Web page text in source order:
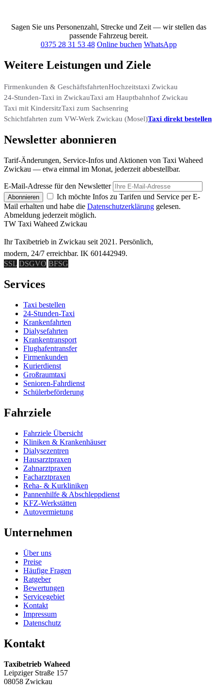
Sagen Sie uns Personenzahl, Strecke und Zeit — wir stellen das
passende Fahrzeug bereit.
0375 28 31 53 48 Online buchen WhatsApp
Weitere Leistungen und Ziele
Firmenkunden & GeschäftsfahrtenHochzeitstaxi Zwickau
24-Stunden-Taxi in ZwickauTaxi am Hauptbahnhof Zwickau
Taxi mit KindersitzTaxi zum Sachsenring
Schichtfahrten zum VW-Werk Zwickau (Mosel)Taxi direkt bestellen
Newsletter abonnieren
Tarif-Änderungen, Service-Infos und Aktionen von Taxi Waheed
Zwickau — etwa einmal im Monat, jederzeit abbestellbar.
E-Mail-Adresse für den Newsletter
Abonnieren
Ich möchte Infos zu Tarifen und Service per E-
Mail erhalten und habe die Datenschutzerklärung gelesen.
Abmeldung jederzeit möglich.
TW Taxi Waheed Zwickau
Ihr Taxibetrieb in Zwickau seit 2021. Persönlich,
modern, 24/7 erreichbar. IK 601442949.
SSL DSGVO BFSG
Services
Taxi bestellen
24-Stunden-Taxi
Krankenfahrten
Dialysefahrten
Krankentransport
Flughafentransfer
Firmenkunden
Kurierdienst
Großraumtaxi
Senioren-Fahrdienst
Schülerbeförderung
Fahrziele
Fahrziele Übersicht
Kliniken & Krankenhäuser
Dialysezentren
Hausarztpraxen
Zahnarztpraxen
Facharztpraxen
Reha- & Kurkliniken
Pannenhilfe & Abschleppdienst
KFZ-Werkstätten
Autovermietung
Unternehmen
Über uns
Preise
Häufige Fragen
Ratgeber
Bewertungen
Servicegebiet
Kontakt
Impressum
Datenschutz
Kontakt
Taxibetrieb Waheed
Leipziger Straße 157
08058 Zwickau